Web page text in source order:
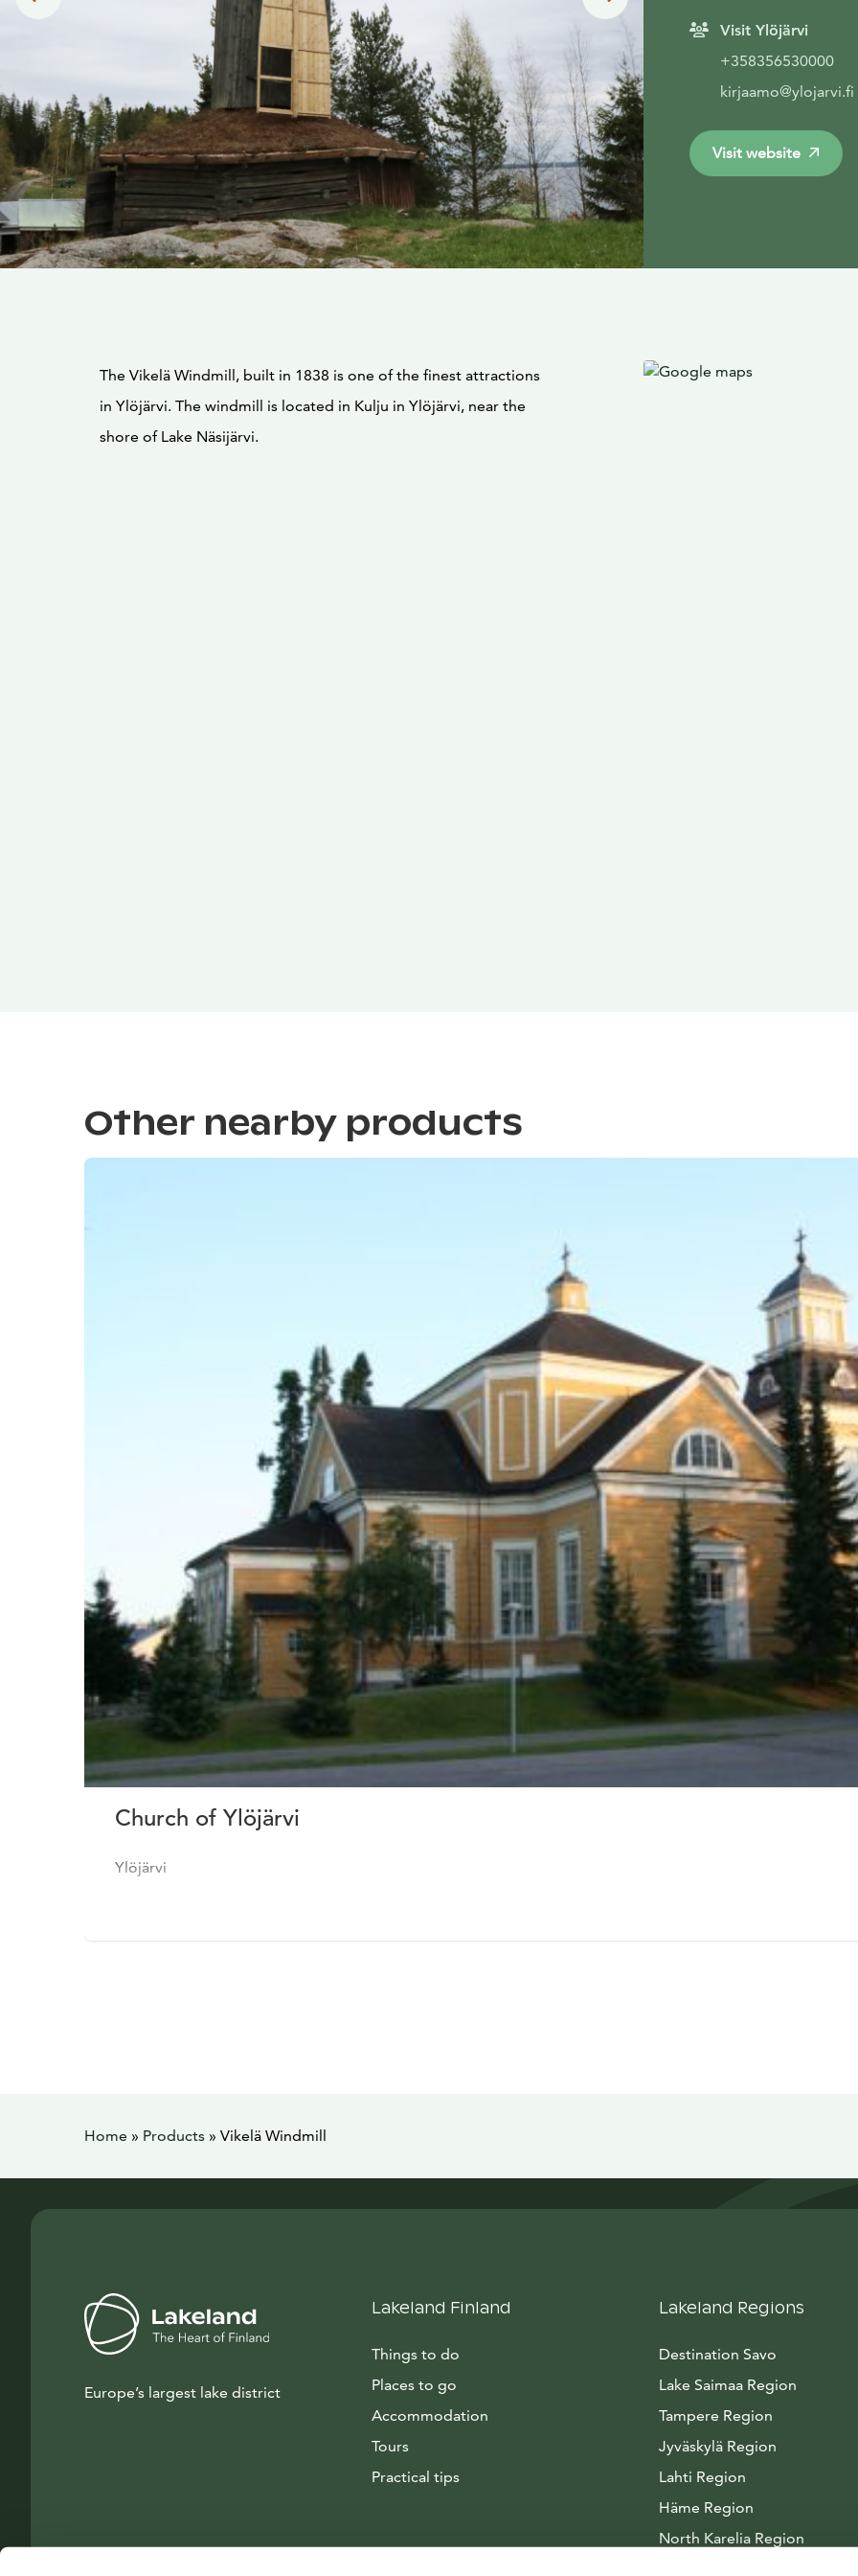
Visit Ylöjärvi
+358356530000
kirjaamo@ylojarvi.fi
Visit website
The Vikelä Windmill, built in 1838 is one of the finest attractions
in Ylöjärvi. The windmill is located in Kulju in Ylöjärvi, near the
shore of Lake Näsijärvi.
Other nearby products
Church of Ylöjärvi
Ylöjärvi
Home » Products » Vikelä Windmill
Europe’s largest lake district
Lakeland Finland
Things to do
Places to go
Accommodation
Tours
Practical tips
Lakeland Regions
Destination Savo
Lake Saimaa Region
Tampere Region
Jyväskylä Region
Lahti Region
Häme Region
North Karelia Region